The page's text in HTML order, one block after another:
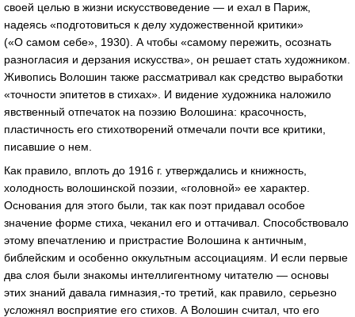
своей целью в жизни искусствоведение — и ехал в Париж,
надеясь «подготовиться к делу художественной критики»
(«О самом себе», 1930). А чтобы «самому пережить, осознать
разногласия и дерзания искусства», он решает стать художником.
Живопись Волошин также рассматривал как средство выработки
«точности эпитетов в стихах». И видение художника наложило
явственный отпечаток на поэзию Волошина: красочность,
пластичность его стихотворений отмечали почти все критики,
писавшие о нем.
Как правило, вплоть до 1916 г. утверждались и книжность,
холодность волошинской поэзии, «головной» ее характер.
Основания для этого были, так как поэт придавал особое
значение форме стиха, чеканил его и оттачивал. Способствовало
этому впечатлению и пристрастие Волошина к античным,
библейским и особенно оккультным ассоциациям. И если первые
два слоя были знакомы интеллигентному читателю — основы
этих знаний давала гимназия,-то третий, как правило, серьезно
усложнял восприятие его стихов. А Волошин считал, что его